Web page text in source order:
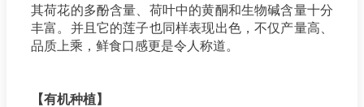
其荷花的多酚含量、荷叶中的黄酮和生物碱含量十分
丰富。并且它的莲子也同样表现出色，不仅产量高、
品质上乘，鲜食口感更是令人称道。
【有机种植】